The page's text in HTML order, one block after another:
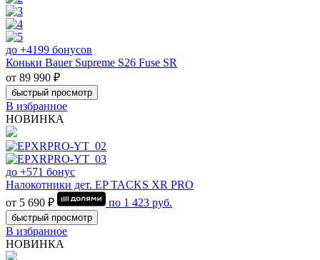
до +4199 бонусов
Коньки Bauer Supreme S26 Fuse SR
от 89 990 ₽
быстрый просмотр
В избранное
НОВИНКА
до +571 бонус
Налокотники дет. EP TACKS XR PRO
от 5 690 ₽
по 1 423 руб.
быстрый просмотр
В избранное
НОВИНКА